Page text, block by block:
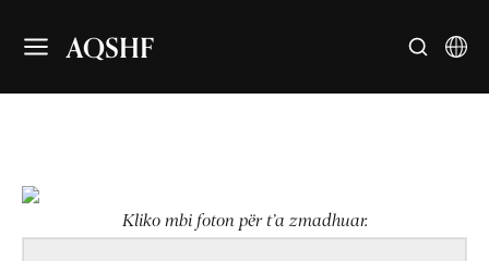
AQSHF
Kliko mbi foton për t’a zmadhuar.